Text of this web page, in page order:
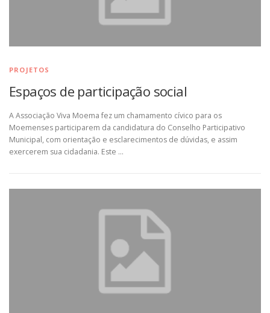
PROJETOS
Espaços de participação social
A Associação Viva Moema fez um chamamento cívico para os
Moemenses participarem da candidatura do Conselho Participativo
Municipal, com orientação e esclarecimentos de dúvidas, e assim
exercerem sua cidadania. Este …